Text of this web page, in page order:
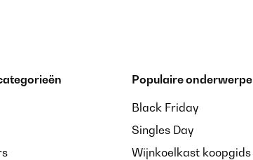
Populaire
Black Friday
Singles Day
Wijnkoelkast koopgids